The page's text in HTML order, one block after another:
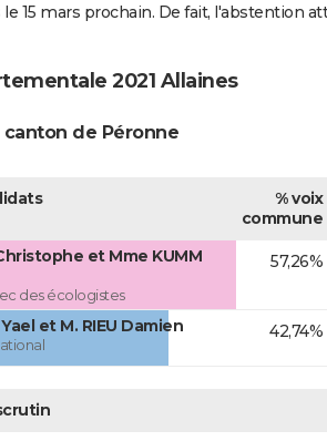
15 mars prochain. De fait, l'abstention
2021 Allaines
de Péronne
% voix
commune
et Mme KUMM
des écologistes
57,26%
et M. RIEU Damien 42,74%